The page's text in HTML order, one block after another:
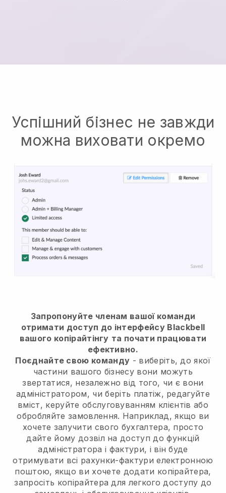
Успішний бізнес не завжди
можна виховати окремо
Запропонуйте членам вашої команди
отримати доступ до інтерфейсу Blackbell
вашого копірайтінгу та почати працювати
ефективно.
Поєднайте свою команду - виберіть, до якої
частини вашого бізнесу вони можуть
звертатися, незалежно від того, чи є вони
адміністратором, чи беріть платіж, редагуйте
вміст, керуйте обслуговуванням клієнтів або
обробляйте замовлення. Наприклад, якщо ви
хочете залучити свого бухгалтера, просто
дайте йому дозвіл на доступ до функцій
адміністратора і фактури, і він буде
отримувати всі рахунки-фактури електронною
поштою, якщо ви хочете додати копірайтера,
запросіть копірайтера для легкого доступу до